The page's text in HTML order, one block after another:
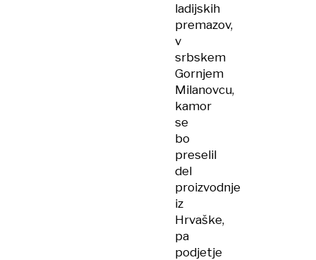
ladijskih
premazov,
v
srbskem
Gornjem
Milanovcu,
kamor
se
bo
preselil
del
proizvodnje
iz
Hrvaške,
pa
podjetje